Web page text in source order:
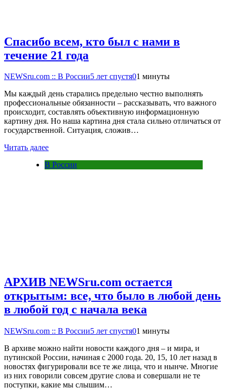
Спасибо всем, кто был с нами в
течение 21 года
NEWSru.com :: В России5 лет спустя01 минуты
Мы каждый день старались предельно честно выполнять
профессиональные обязанности – рассказывать, что важного
происходит, составлять объективную информационную
картину дня. Но наша картина дня стала сильно отличаться от
государственной. Ситуация, сложив…
Читать далее
В России
АРХИВ NEWSru.com остается
открытым: все, что было в любой день
в любой год с начала века
NEWSru.com :: В России5 лет спустя01 минуты
В архиве можно найти новости каждого дня – и мира, и
путинской России, начиная с 2000 года. 20, 15, 10 лет назад в
новостях фигурировали все те же лица, что и нынче. Многие
из них говорили совсем другие слова и совершали не те
поступки, какие мы слышим…